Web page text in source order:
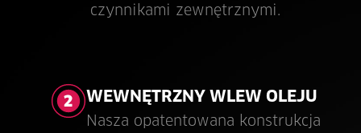
czynnikami zewnętrznymi.
WEWNĘTRZNY WLEW OLEJU
Nasza opatentowana konstrukcja